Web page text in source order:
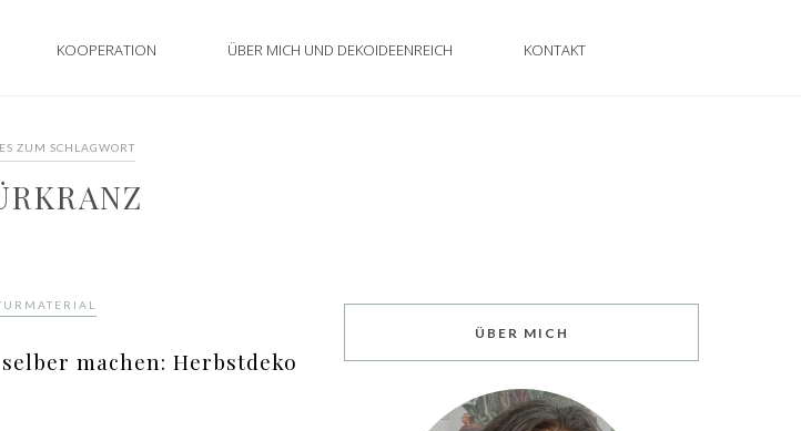
KOOPERATION ÜBER MICH UND DEKOIDEENREICH KONTAKT
ZUM SCHLAGWORT
machen: Herbstdeko
ÜBER MICH